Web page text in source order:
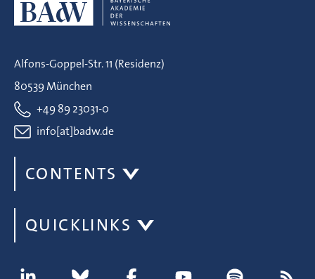
Alfons-Goppel-Str. 11 (Residenz)
80539 München
+49 89 23031-0
info[at]badw.de
CONTENTS
QUICKLINKS